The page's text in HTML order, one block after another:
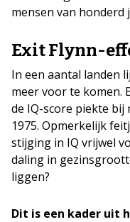
mensen van honderd
Exit Flynn-
In een aantal landen
meer voor te komen.
de IQ-score piekte
1975. Opmerkelijk
stijging in IQ vrijwel
daling in
liggen?
Dit is een kader uit